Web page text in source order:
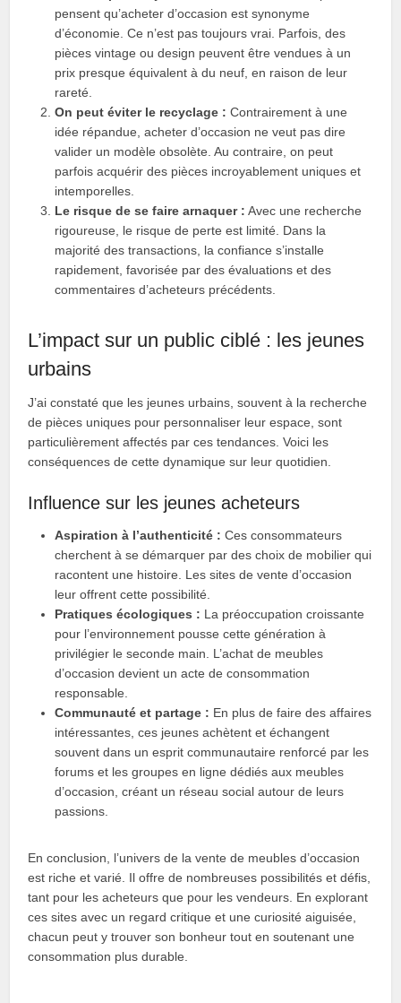
pensent qu’acheter d’occasion est synonyme
d’économie. Ce n’est pas toujours vrai. Parfois, des
pièces vintage ou design peuvent être vendues à un
prix presque équivalent à du neuf, en raison de leur
rareté.
On peut éviter le recyclage : Contrairement à une
idée répandue, acheter d’occasion ne veut pas dire
valider un modèle obsolète. Au contraire, on peut
parfois acquérir des pièces incroyablement uniques et
intemporelles.
Le risque de se faire arnaquer : Avec une recherche
rigoureuse, le risque de perte est limité. Dans la
majorité des transactions, la confiance s’installe
rapidement, favorisée par des évaluations et des
commentaires d’acheteurs précédents.
L’impact sur un public ciblé : les jeunes
urbains
J’ai constaté que les jeunes urbains, souvent à la recherche
de pièces uniques pour personnaliser leur espace, sont
particulièrement affectés par ces tendances. Voici les
conséquences de cette dynamique sur leur quotidien.
Influence sur les jeunes acheteurs
Aspiration à l’authenticité : Ces consommateurs
cherchent à se démarquer par des choix de mobilier qui
racontent une histoire. Les sites de vente d’occasion
leur offrent cette possibilité.
Pratiques écologiques : La préoccupation croissante
pour l’environnement pousse cette génération à
privilégier le seconde main. L’achat de meubles
d’occasion devient un acte de consommation
responsable.
Communauté et partage : En plus de faire des affaires
intéressantes, ces jeunes achètent et échangent
souvent dans un esprit communautaire renforcé par les
forums et les groupes en ligne dédiés aux meubles
d’occasion, créant un réseau social autour de leurs
passions.
En conclusion, l’univers de la vente de meubles d’occasion
est riche et varié. Il offre de nombreuses possibilités et défis,
tant pour les acheteurs que pour les vendeurs. En explorant
ces sites avec un regard critique et une curiosité aiguisée,
chacun peut y trouver son bonheur tout en soutenant une
consommation plus durable.